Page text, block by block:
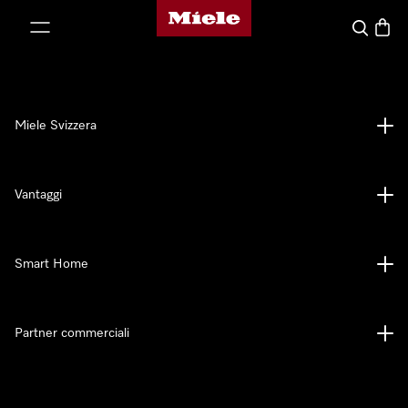
Homepage di Miele
Cerca
Miele Svizzera
Vantaggi
Smart Home
Partner commerciali